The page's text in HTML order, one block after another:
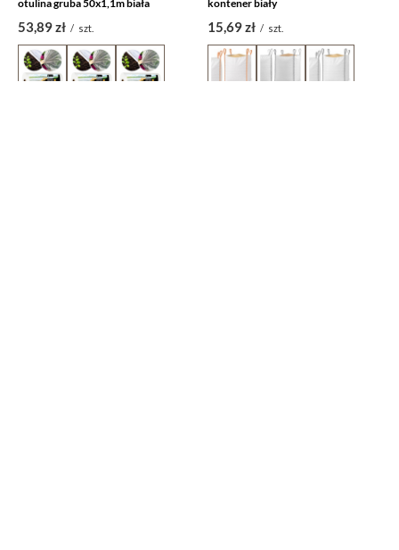
otulina gruba 50x1,1m biała
53,89 zł / szt.
kontener biały
15,69 zł / szt.